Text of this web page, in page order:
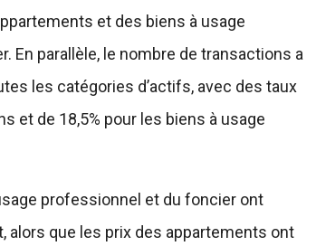
et des biens à usage
En parallèle, le nombre de transactions a
les catégories d’actifs, avec des taux
et de 18,5% pour les biens à usage
professionnel et du foncier ont
alors que les prix des appartements ont